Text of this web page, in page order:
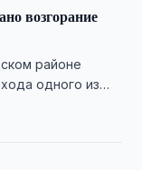
возгорание
районе
одного из